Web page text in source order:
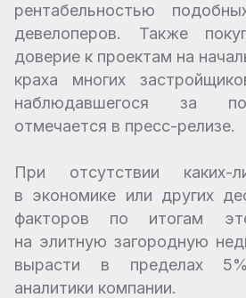
рентабельностью
девелоперов. Также
доверие к проектам на
краха многих
наблюдавшегося за
отмечается в пресс-релизе.
При отсутствии каких-
в экономике или других
факторов по итогам
на элитную загородную
вырасти в пределах
аналитики компании.